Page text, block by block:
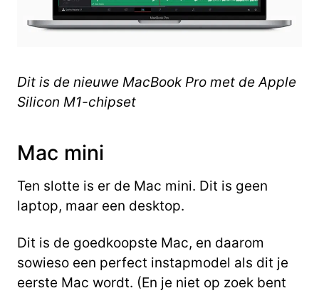
Dit is de nieuwe MacBook Pro met de Apple
Silicon M1-chipset
Mac mini
Ten slotte is er de Mac mini. Dit is geen
laptop, maar een desktop.
Dit is de goedkoopste Mac, en daarom
sowieso een perfect instapmodel als dit je
eerste Mac wordt. (En je niet op zoek bent